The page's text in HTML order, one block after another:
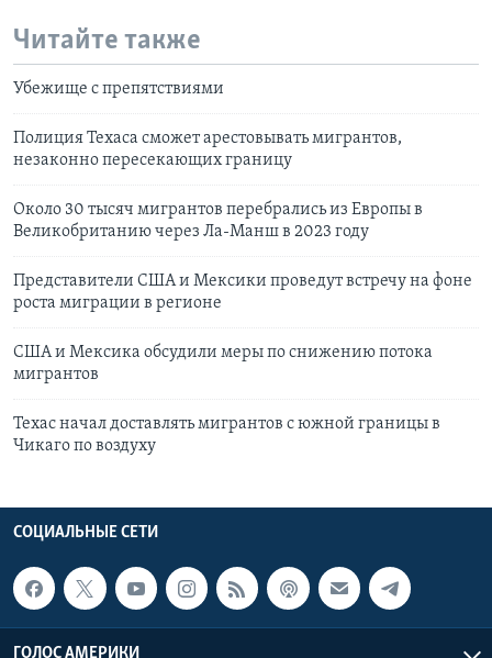
Читайте также
Убежище с препятствиями
Полиция Техаса сможет арестовывать мигрантов,
незаконно пересекающих границу
Около 30 тысяч мигрантов перебрались из Европы в
Великобританию через Ла-Манш в 2023 году
Представители США и Мексики проведут встречу на фоне
роста миграции в регионе
США и Мексика обсудили меры по снижению потока
мигрантов
Техас начал доставлять мигрантов с южной границы в
Чикаго по воздуху
СОЦИАЛЬНЫЕ СЕТИ
ГОЛОС АМЕРИКИ